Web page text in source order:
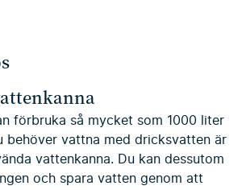
förbruka så mycket som 1000 liter
behöver vattna med dricksvatten är
vattenkanna. Du kan dessutom
och spara vatten genom att